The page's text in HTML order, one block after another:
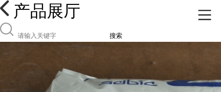
产品展厅
搜索